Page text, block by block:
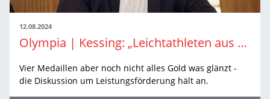
12.08.2024
Olympia | Kessing: „Leichtathleten aus der Talsohle heraus“
Vier Medaillen aber noch nicht alles Gold was glänzt -
die Diskussion um Leistungsförderung hält an.